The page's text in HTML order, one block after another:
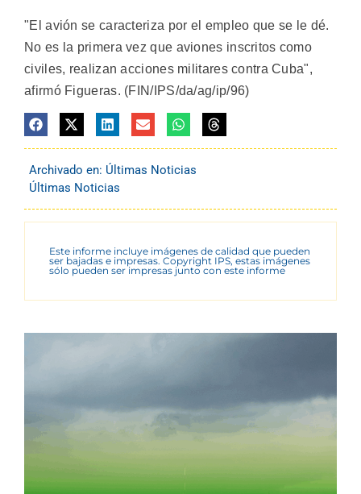
"El avión se caracteriza por el empleo que se le dé.
No es la primera vez que aviones inscritos como
civiles, realizan acciones militares contra Cuba",
afirmó Figueras. (FIN/IPS/da/ag/ip/96)
Archivado en: Últimas Noticias
Últimas Noticias
Este informe incluye imágenes de calidad que pueden
ser bajadas e impresas. Copyright IPS, estas imágenes
sólo pueden ser impresas junto con este informe